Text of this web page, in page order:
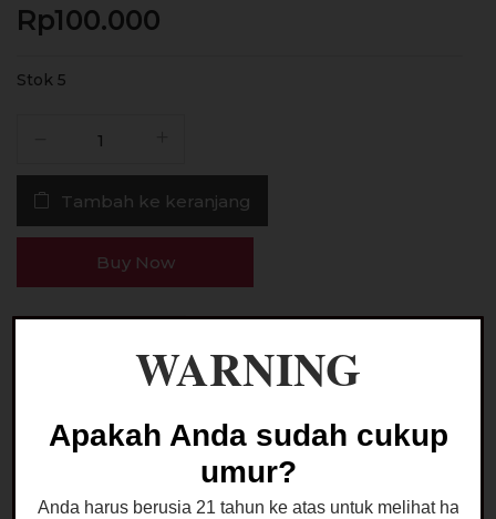
Rp100.000
Stok 5
Nafas
Nanas
Fruity
Tambah ke keranjang
Buy Now
Kategori:LIQUID FREEBASE
WARNING
Apakah Anda sudah cukup
umur?
Anda harus berusia 21 tahun ke atas untuk melihat